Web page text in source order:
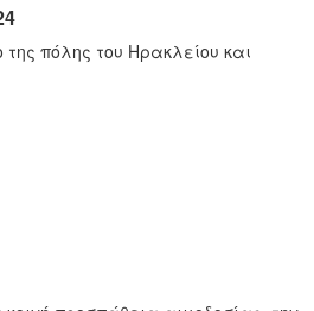
πόλης του Ηρακλείου και